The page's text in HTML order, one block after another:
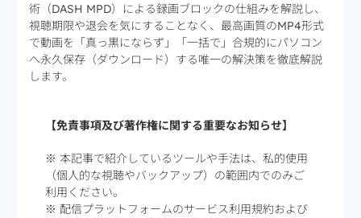
術（DASH MPD）による録画ブロックの仕組みを解説し、
視聴期限や退会を気にすることなく、最高画質のMP4形式
で動画を「真っ黒にならず」「一括で」合規的にパソコン
へ永久保存（ダウンロード）する唯一の解決策を徹底解説
します。
【免責事項及び著作権に関する重要なお知らせ】
※ 本記事で紹介しているツールや手法は、私的使用
（個人的な視聴やバックアップ）の範囲内でのみご
利用ください。
※ 配信プラットフォームのサービス利用規約および